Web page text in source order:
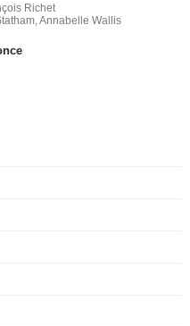
Richet
Annabelle Wallis